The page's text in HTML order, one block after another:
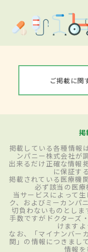
ご掲載に関
掲
掲載している各種情報
ンパニー株式会社が
出来るだけ正確な情報
に保証す
掲載されている医療機
必ず該当の医療
当サービスによって
ク、およびミーカンパ
切負わないものとし
手数ですがドクターズ
けますよ
なお、「マイナンバー
関」の情報につきまし
情報を